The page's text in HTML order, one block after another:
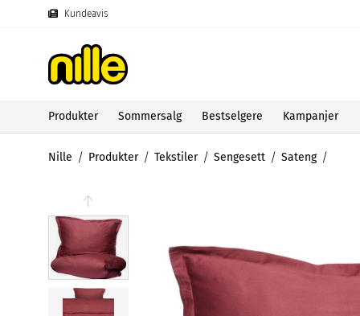
Kundeavis
Produkter Sommersalg Bestselgere Kampanjer
Nille Produkter Tekstiler Sengesett Sateng